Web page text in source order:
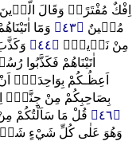
اِفْكٌ مُفْتَرًىۜ وَقَالَ
مُب۪ينٌ ﴿٤٣﴾
وَمَٓا
مِنْ نَذ۪يرٍۜ ﴿٤٤﴾
اٰتَيْنَاهُمْ
اَعِظُـكُمْ بِوَاحِدَةٍۚ اَنْ
بِصَاحِبِكُمْ مِنْ جِنَّةٍۜ
﴿٤٦﴾
قُلْ مَا سَاَلْتُكُمْ
وَهُوَ عَلٰى كُلِّ شَيْءٍ